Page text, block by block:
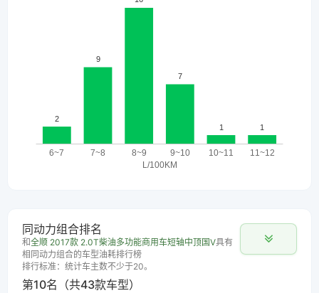
同动力组合排名
和全顺 2017款 2.0T柴油多功能商用车短轴中顶国V具有
相同动力组合的车型油耗排行榜
排行标准：统计车主数不少于20。
第10名（共43款车型）